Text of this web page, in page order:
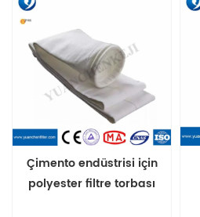
Çimento endüstrisi için
polyester filtre torbası